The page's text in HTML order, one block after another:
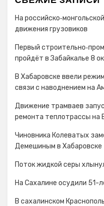
На
движения грузовиков
Первый
пройдёт в Забайкалье 8
В Хабаровске ввели
связи с наводнением на
Движение трамваев
ремонта теплотрассы на
Чиновника Колеватых
Демешиным в Хабаровске
Поток жидкой серы
На Сахалине осудили 51-
В сахалинском